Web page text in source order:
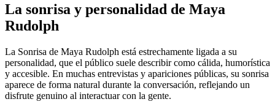
La sonrisa y personalidad de Maya
Rudolph
La Sonrisa de Maya Rudolph está estrechamente ligada a su
personalidad, que el público suele describir como cálida, humorística
y accesible. En muchas entrevistas y apariciones públicas, su sonrisa
aparece de forma natural durante la conversación, reflejando un
disfrute genuino al interactuar con la gente.